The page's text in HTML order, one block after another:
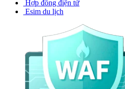
Hợp đồng điện tử
Esim du lịch